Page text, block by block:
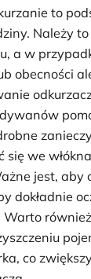
to
Należy
a w
obecności
się we
jest, aby
dokładnie
Warto
co